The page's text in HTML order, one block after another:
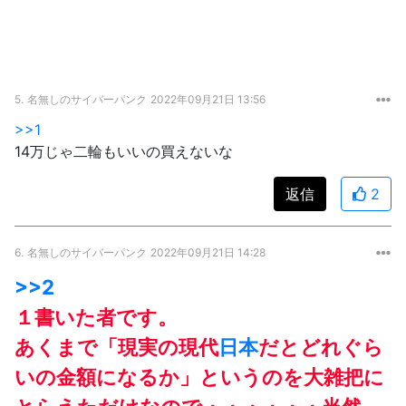
5. 名無しのサイバーパンク 2022年09月21日 13:56
>>1
14万じゃ二輪もいいの買えないな
返信 2
6. 名無しのサイバーパンク 2022年09月21日 14:28
>>2
１書いた者です。
あくまで「現実の現代日本だとどれぐら
いの金額になるか」というのを大雑把に